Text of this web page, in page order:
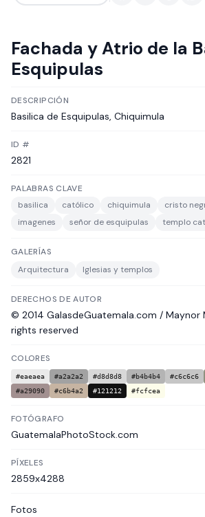
Fachada y Atrio de la
Esquipulas
DESCRIPCIÓN
Basilica de Esquipulas, Chiquimula
ID #
2821
PALABRAS CLAVE
basilica
católico chiquimula cristo
imagenes
señor de esquipulas templo
GALERÍAS
Arquitectura
Iglesias y templos
DERECHOS DE AUTOR
© 2014 GalasdeGuatemala.com / Maynor
rights reserved
COLORES
#eaeaea #a2a2a2 #d8d8d8 #b4b4b4 #c6c6c6
#a29090
#c6b4a2 #121212 #fcfcea
FOTÓGRAFO
GuatemalaPhotoStock.com
PÍXELES
2859x4288
Fotos